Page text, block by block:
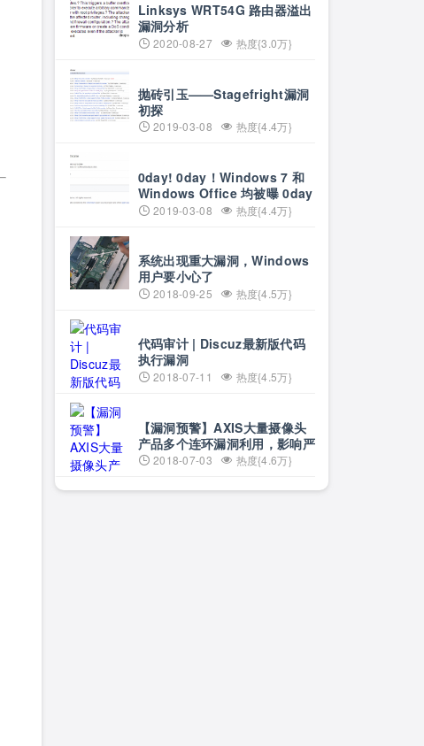
Linksys WRT54G 路由器溢出
漏洞分析
2020-08-27 热度{3.0万}
抛砖引玉——Stagefright漏洞
初探
2019-03-08 热度{4.4万}
0day! 0day！Windows 7 和
Windows Office 均被曝 0day
2019-03-08 热度{4.4万}
系统出现重大漏洞，Windows
用户要小心了
2018-09-25 热度{4.5万}
代码审计 | Discuz最新版代码
执行漏洞
2018-07-11 热度{4.5万}
【漏洞预警】AXIS大量摄像头
产品多个连环漏洞利用，影响严
重 2018-07-03 热度{4.6万}